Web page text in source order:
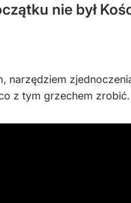
nie był
narzędziem
z tym grzechem zrobić.